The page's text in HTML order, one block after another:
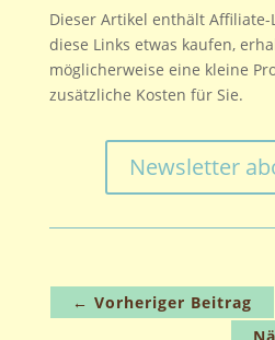
Wichtigste. Im Winter können
sein wegen des Streusalzes.
vergessen – das ist
Dieser Artikel enthält Affiliate-
diese Links etwas kaufen,
möglicherweise eine kleine
zusätzliche Kosten für Sie.
Newsletter
← Vorheriger Beitrag